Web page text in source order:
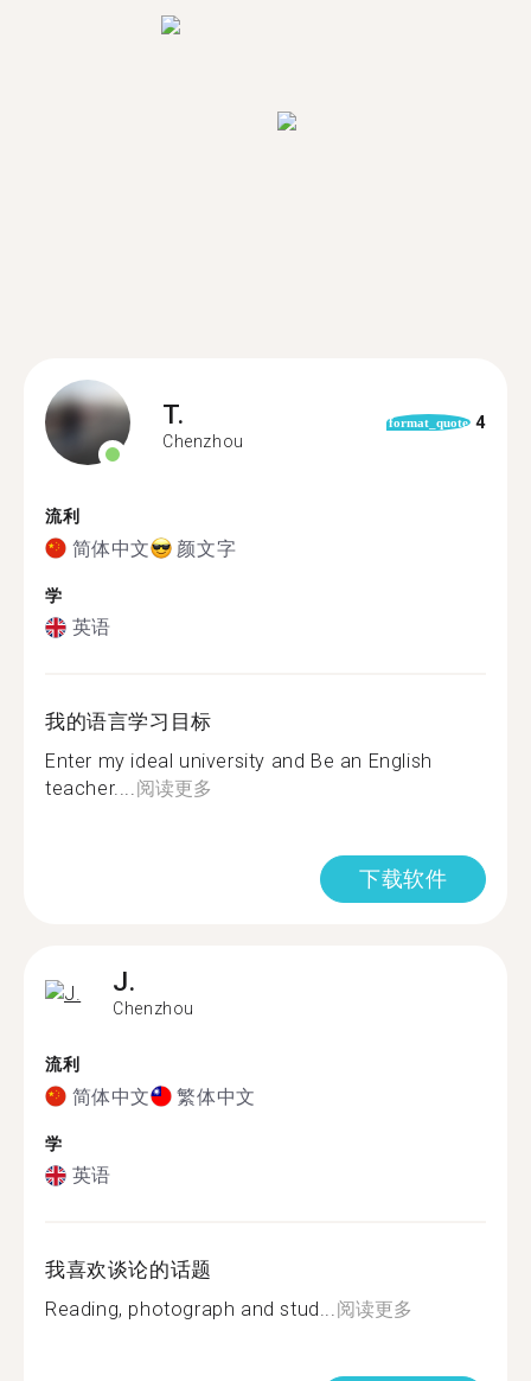
T.
Chenzhou
format_quote 4
流利
简体中文 颜文字
学
英语
我的语言学习目标
Enter my ideal university and Be an English
teacher....阅读更多
下载软件
J.
Chenzhou
流利
简体中文 繁体中文
学
英语
我喜欢谈论的话题
Reading, photograph and stud...阅读更多